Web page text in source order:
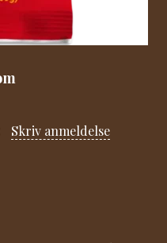
Skriv anmeldelse